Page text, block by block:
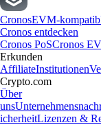
CronosEVM-
Cronos entdecken
Cronos PoSCronos
Erkunden
AffiliateInstitutionen
Crypto.com
Über
uns
icherheitLizenzen &